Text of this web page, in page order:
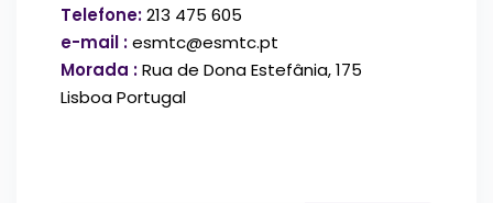
Telefone:213 475 605
e-mail :esmtc@esmtc.pt
Morada :Rua de Dona Estefânia, 175
Lisboa Portugal